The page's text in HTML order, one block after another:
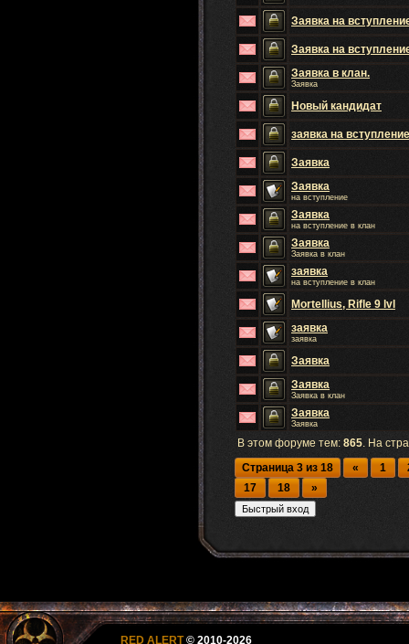
Заявка на
Заявка на
Заявка в клан.
Заявка
Новый кандидат
заявка на
Заявка
Заявка
на вступление
Заявка
на вступление в клан
Заявка
Заявка в клан
заявка
на вступление в клан
Mortellius, Rifle 9 lvl
заявка
заявка
Заявка
Заявка
Заявка в клан
Заявка
Заявка
В этом форуме тем: 865. На
Страница 3 из 18 « 1
17
18 »
RED ALERT © 2010-2026